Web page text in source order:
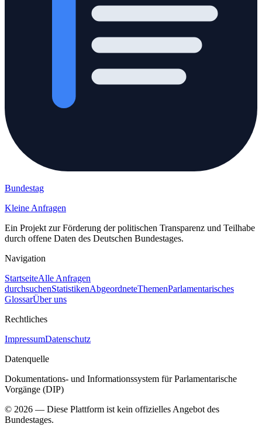
Bundestag
Kleine Anfragen
Ein Projekt zur Förderung der politischen Transparenz und Teilhabe
durch offene Daten des Deutschen Bundestages.
Navigation
StartseiteAlle Anfragen
durchsuchenStatistikenAbgeordneteThemenParlamentarisches
GlossarÜber uns
Rechtliches
ImpressumDatenschutz
Datenquelle
Dokumentations- und Informationssystem für Parlamentarische
Vorgänge (DIP)
© 2026 — Diese Plattform ist kein offizielles Angebot des
Bundestages.